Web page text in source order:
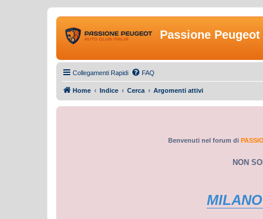
Passione
Collegamenti Rapidi FAQ
Home Indice Cerca Argomenti attivi
Benvenuti nel forum di
NON